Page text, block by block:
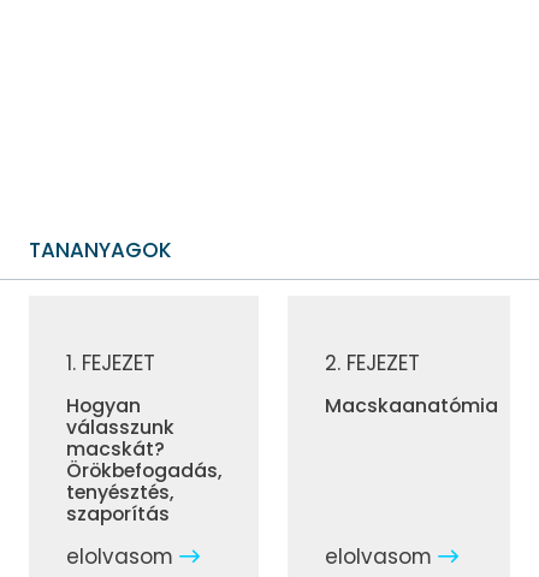
TANANYAGOK
MACSKAJOGSI
1. FEJEZET
Hogyan
válasszunk
macskát?
Örökbefogadás,
tenyésztés,
szaporítás
elolvasom
2. FEJEZET
Macskaanatómia
elolvasom